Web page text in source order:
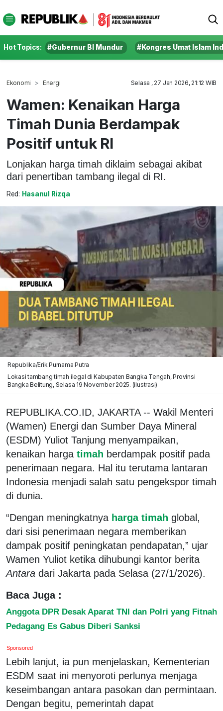
Hot Topics: #Gubernur BI Mundur #Kongres Umat Islam
Ekonomi Energi Selasa , 27 Jan 2026, 21:12 WIB
Wamen: Kenaikan Harga
Timah Dunia Berdampak
Positif untuk RI
Lonjakan harga timah diklaim sebagai akibat
dari penertiban tambang ilegal di RI.
Red: Hasanul Rizqa
Republika/Erik Purnama Putra
Lokasi tambang timah ilegal di Kabupaten Bangka Tengah, Provinsi
Bangka Belitung, Selasa 19 November 2025. (ilustrasi)
REPUBLIKA.CO.ID, JAKARTA -- Wakil Menteri
(Wamen) Energi dan Sumber Daya Mineral
(ESDM) Yuliot Tanjung menyampaikan,
kenaikan harga timah berdampak positif pada
penerimaan negara. Hal itu terutama lantaran
Indonesia menjadi salah satu pengekspor timah
di dunia.
“Dengan meningkatnya harga timah global,
dari sisi penerimaan negara memberikan
dampak positif peningkatan pendapatan,” ujar
Wamen Yuliot ketika dihubungi kantor berita
Antara dari Jakarta pada Selasa (27/1/2026).
Baca Juga :
Anggota DPR Desak Aparat TNI dan Polri yang Fitnah
Pedagang Es Gabus Diberi Sanksi
Sponsored
Lebih lanjut, ia pun menjelaskan, Kementerian
ESDM saat ini menyoroti perlunya menjaga
keseimbangan antara pasokan dan permintaan.
Dengan begitu, pemerintah dapat